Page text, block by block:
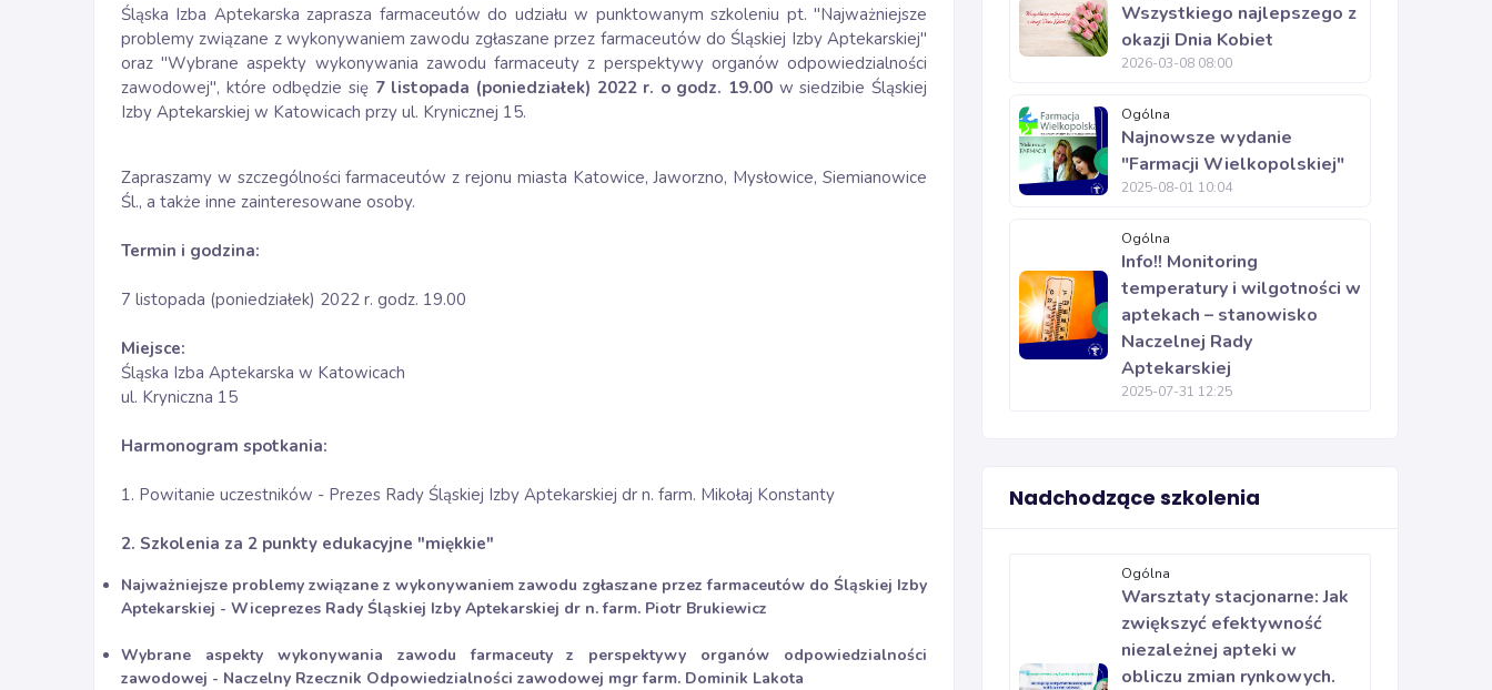
Śląska Izba Aptekarska zaprasza farmaceutów do udziału w punktowanym szkoleniu pt. "Najważniejsze
problemy związane z wykonywaniem zawodu zgłaszane przez farmaceutów do Śląskiej Izby Aptekarskiej"
oraz "Wybrane aspekty wykonywania zawodu farmaceuty z perspektywy organów odpowiedzialności
zawodowej", które odbędzie się 7 listopada (poniedziałek) 2022 r. o godz. 19.00 w siedzibie Śląskiej
Izby Aptekarskiej w Katowicach przy ul. Krynicznej 15.
Zapraszamy w szczególności farmaceutów z rejonu miasta Katowice, Jaworzno, Mysłowice, Siemianowice
Śl., a także inne zainteresowane osoby.
Termin i godzina:
7 listopada (poniedziałek) 2022 r. godz. 19.00
Miejsce:
Śląska Izba Aptekarska w Katowicach
ul. Kryniczna 15
Harmonogram spotkania:
1. Powitanie uczestników - Prezes Rady Śląskiej Izby Aptekarskiej dr n. farm. Mikołaj Konstanty
2. Szkolenia za 2 punkty edukacyjne "miękkie"
Najważniejsze problemy związane z wykonywaniem zawodu zgłaszane przez farmaceutów do Śląskiej Izby
Aptekarskiej - Wiceprezes Rady Śląskiej Izby Aptekarskiej dr n. farm. Piotr Brukiewicz
Wybrane aspekty wykonywania zawodu farmaceuty z perspektywy organów odpowiedzialności
zawodowej - Naczelny Rzecznik Odpowiedzialności zawodowej mgr farm. Dominik Lakota
Wszystkiego najlepszego z
okazji Dnia Kobiet
2026-03-08 08:00
Ogólna
Najnowsze wydanie
"Farmacji Wielkopolskiej"
2025-08-01 10:04
Ogólna
Info!! Monitoring
temperatury i wilgotności w
aptekach – stanowisko
Naczelnej Rady
Aptekarskiej
2025-07-31 12:25
Nadchodzące szkolenia
Ogólna
Warsztaty stacjonarne: Jak
zwiększyć efektywność
niezależnej apteki w
obliczu zmian rynkowych.